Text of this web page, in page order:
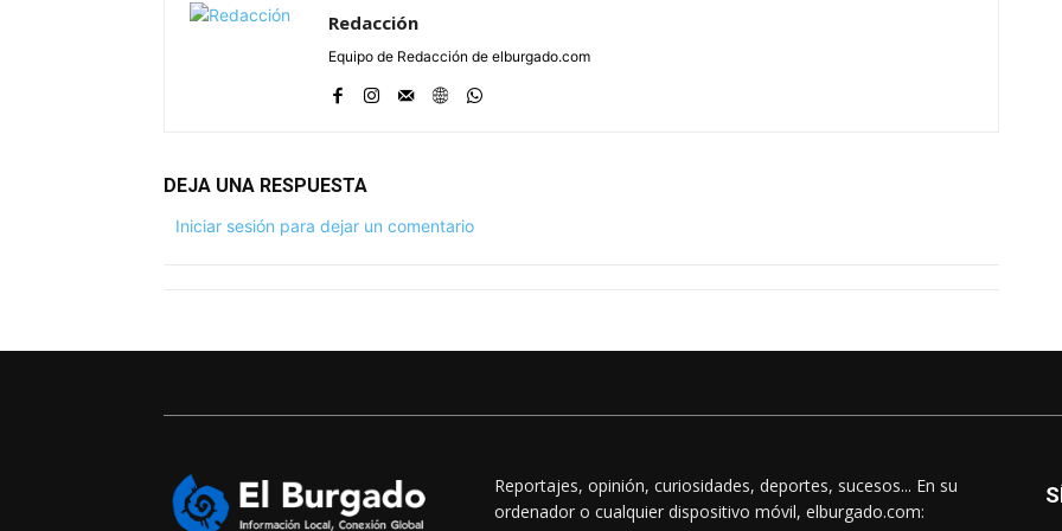
Redacción
Equipo de Redacción de elburgado.com
DEJA UNA RESPUESTA
Iniciar sesión para dejar un comentario
Reportajes, opinión, curiosidades, deportes, sucesos... En su
ordenador o cualquier dispositivo móvil, elburgado.com: